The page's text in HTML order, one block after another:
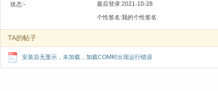
状态:-
最后登录:2021-10-28
个性签名:我的个性签名
TA的帖子
安装后无显示，未加载，加载COM时出现运行错误